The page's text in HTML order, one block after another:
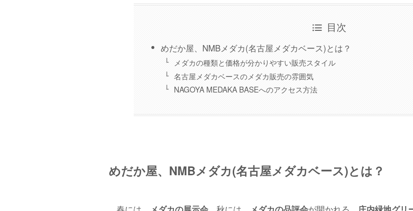
目次
めだか屋、NMBメダカ(名古屋メダカベース)とは？
メダカの種類と価格が分かりやすい販売スタイル
名古屋メダカベースのメダカ販売の雰囲気
NAGOYA MEDAKA BASEへのアクセス方法
めだか屋、NMBメダカ(名古屋メダカベース)とは？